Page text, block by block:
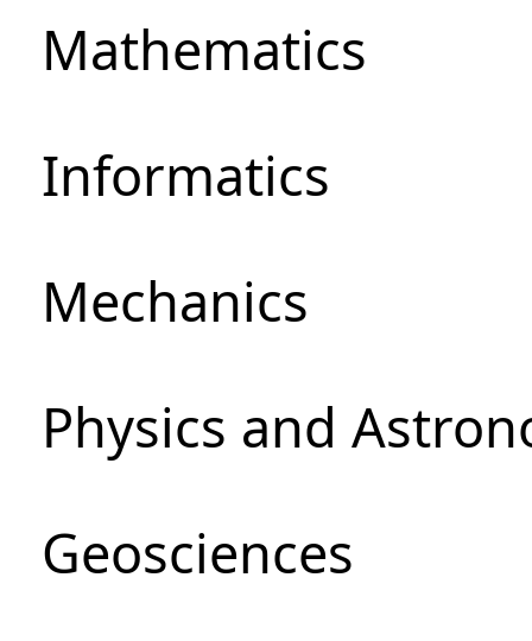
Mathematics
Informatics
Mechanics
Physics and
Geosciences